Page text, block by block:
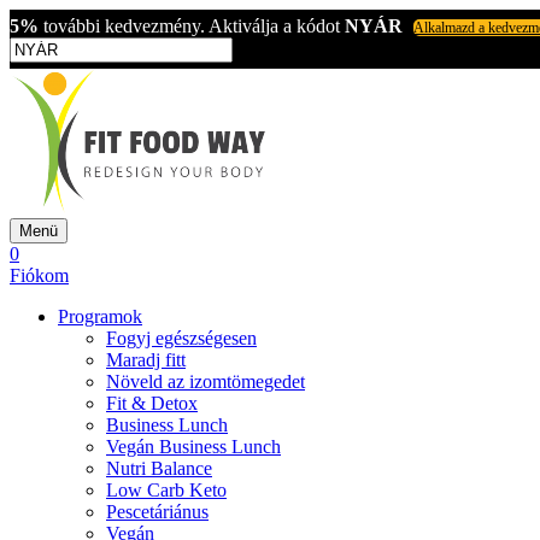
5% további kedvezmény. Aktiválja a kódot NYÁR Alkalmazd a
Menü
0
Fiókom
Programok
Fogyj egészségesen
Maradj fitt
Növeld az izomtömegedet
Fit & Detox
Business Lunch
Vegán Business Lunch
Nutri Balance
Low Carb Keto
Pescetáriánus
Vegán